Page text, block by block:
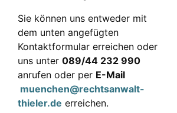
Sie können uns entweder mit
dem unten angefügten
Kontaktformular erreichen oder
uns unter 089/44 232 990
anrufen oder per E-Mail
muenchen@rechtsanwalt-
thieler.de erreichen.